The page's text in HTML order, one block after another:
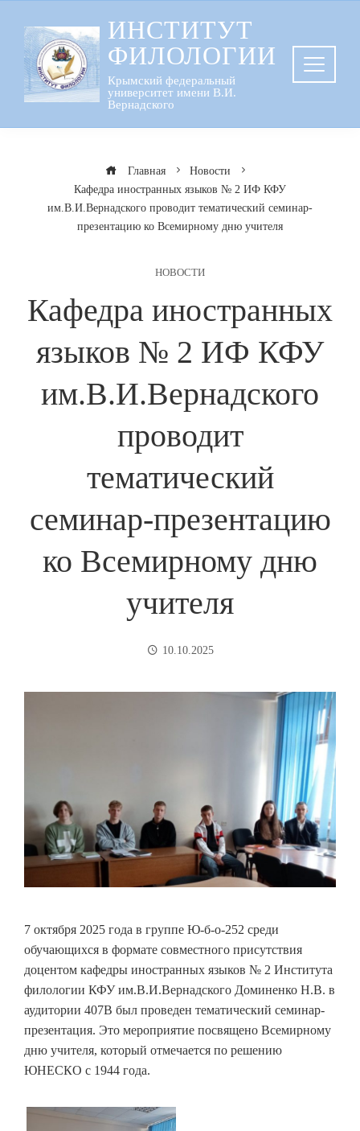
содержанию
ИНСТИТУТ
ФИЛОЛОГИИ
Крымский федеральный
университет имени В.И.
Вернадского
Главная
Новости
Кафедра иностранных языков № 2 ИФ КФУ
им.В.И.Вернадского проводит тематический семинар-
презентацию ко Всемирному дню учителя
НОВОСТИ
Кафедра иностранных
языков № 2 ИФ КФУ
им.В.И.Вернадского
проводит
тематический
семинар-презентацию
ко Всемирному дню
учителя
10.10.2025
7 октября 2025 года в группе Ю-б-о-252 среди
обучающихся в формате совместного присутствия
доцентом кафедры иностранных языков № 2 Института
филологии КФУ им.В.И.Вернадского Доминенко Н.В. в
аудитории 407В был проведен тематический семинар-
презентация. Это мероприятие посвящено Всемирному
дню учителя, который отмечается по решению
ЮНЕСКО с 1944 года.